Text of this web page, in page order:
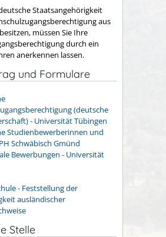
Staatsangehörigkeit
aus
müssen Sie Ihre
durch ein
anerkennen lassen.
und Formulare
(deutsche
- Universität Tübingen
Studienbewerberinnen und
Schwäbisch Gmünd
Bewerbungen - Universität
- Feststellung der
ausländischer
Stelle